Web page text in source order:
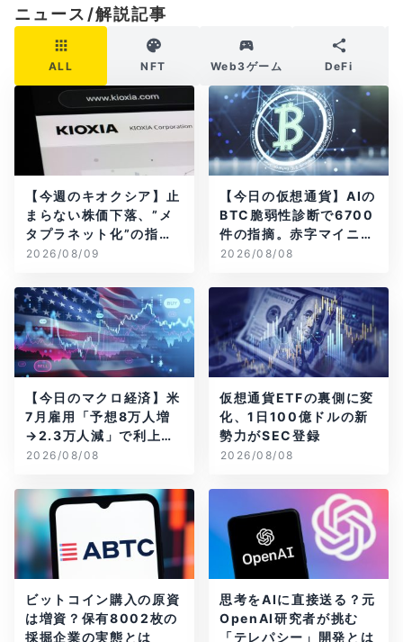
ニュース/解説記事
ALL NFT Web3ゲーム DeFi
【今週のキオクシア】止
まらない株価下落、”メ
タプラネット化”の指摘
は本当？
2026/08/09
【今日の仮想通貨】AIの
BTC脆弱性診断で6700
件の指摘。赤字マイニン
グ企業はAIに賭ける
2026/08/08
【今日のマクロ経済】米
7月雇用「予想8万人増
→2.3万人減」で利上げ
観測後退
2026/08/08
仮想通貨ETFの裏側に変
化、1日100億ドルの新
勢力がSEC登録
2026/08/08
ビットコイン購入の原資
は増資？保有8002枚の
採掘企業の実態とは
思考をAIに直接送る？元
OpenAI研究者が挑む
「テレパシー」開発とは